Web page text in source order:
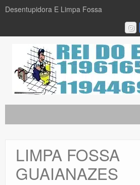
Desentupidora E Limpa Fossa
Limpa Fossa
Caça Vazamentos
LIMPA FOSSA
GUAIANAZES